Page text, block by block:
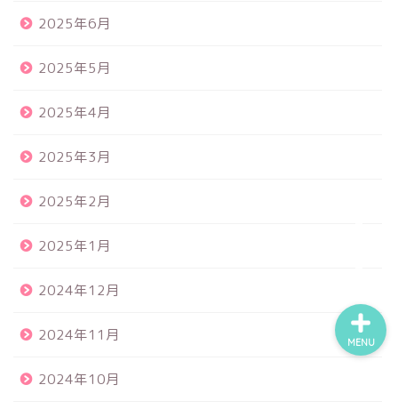
2025年6月
2025年5月
2025年4月
2025年3月
2025年2月
2025年1月
2024年12月
2024年11月
2024年10月
MENU